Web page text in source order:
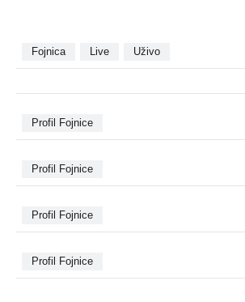
Fojnica Live Uživo
Profil Fojnice
Profil Fojnice
Profil Fojnice
Profil Fojnice